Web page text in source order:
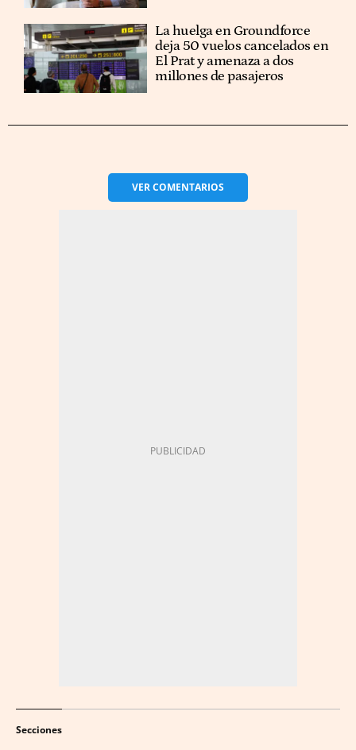
La huelga en Groundforce
deja 50 vuelos cancelados en
El Prat y amenaza a dos
millones de pasajeros
VERCOMENTARIOS
Secciones